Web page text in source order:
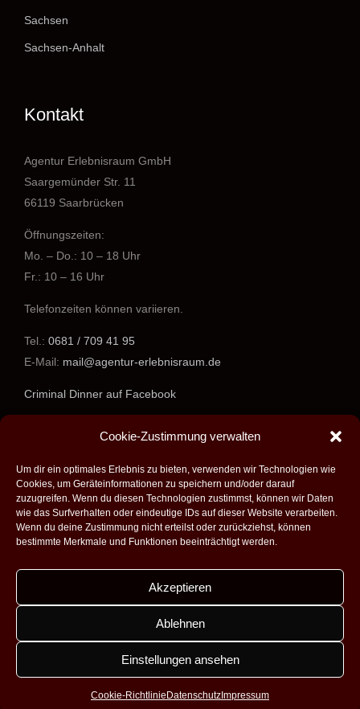
Cookie-Zustimmung verwalten
Um dir ein optimales Erlebnis zu bieten, verwenden wir Technologien wie
Cookies, um Geräteinformationen zu speichern und/oder darauf
zuzugreifen. Wenn du diesen Technologien zustimmst, können wir Daten
wie das Surfverhalten oder eindeutige IDs auf dieser Website verarbeiten.
Wenn du deine Zustimmung nicht erteilst oder zurückziehst, können
bestimmte Merkmale und Funktionen beeinträchtigt werden.
Akzeptieren
Ablehnen
Einstellungen ansehen
Cookie-Richtlinie Datenschutz Impressum
Sachsen
Sachsen-Anhalt
Kontakt
Agentur Erlebnisraum GmbH
Saargemünder Str. 11
66119 Saarbrücken
Öffnungszeiten:
Mo. – Do.: 10 – 18 Uhr
Fr.: 10 – 16 Uhr
Telefonzeiten können variieren.
Tel.: 0681 / 709 41 95
E-Mail: mail@agentur-erlebnisraum.de
Criminal Dinner auf Facebook
Alle Rechte vorbehalten - 2026 -Agentur Erlebnisraum GmbH|
Fabian Theobald - Medienproduktion aus Saarbrücken
FacebookInstagram